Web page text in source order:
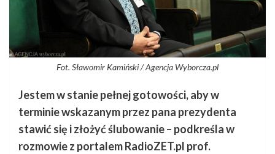
Fot. Sławomir Kamiński / Agencja Wyborcza.pl
Jestem w stanie pełnej gotowości, aby w
terminie wskazanym przez pana prezydenta
stawić się i złożyć ślubowanie – podkreśla w
rozmowie z portalem RadioZET.pl prof.